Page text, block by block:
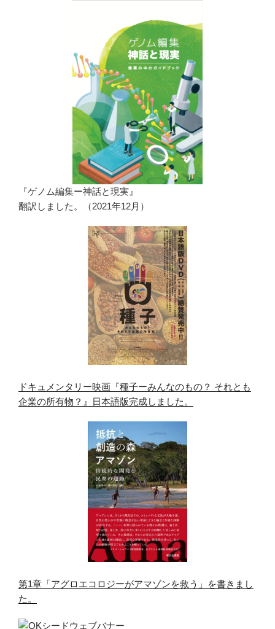
『ゲノム編集ー神話と現実』
翻訳しました。（2021年12月）
ドキュメンタリー映画『種子ーみんなのもの？ それとも
企業の所有物？』日本語版完成しました。
第1章「アグロエコロジーがアマゾンを救う」を書きまし
た。